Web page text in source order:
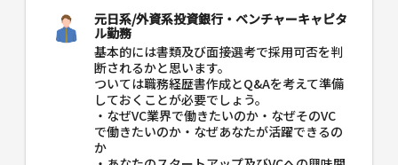
元日系/外資系投資銀行・ベンチャーキャピタ
ル勤務
基本的には書類及び面接選考で採用可否を判
断されるかと思います。
ついては職務経歴書作成とQ&Aを考えて準備
しておくことが必要でしょう。
・なぜVC業界で働きたいのか・なぜそのVC
で働きたいのか・なぜあなたが活躍できるの
か